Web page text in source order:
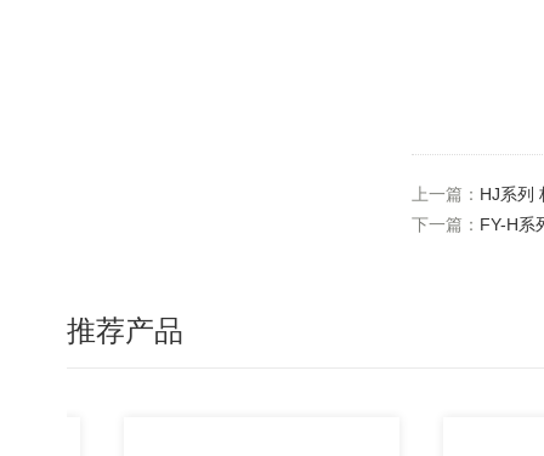
上一篇： HJ系列
下一篇： FY-H系
推荐产品